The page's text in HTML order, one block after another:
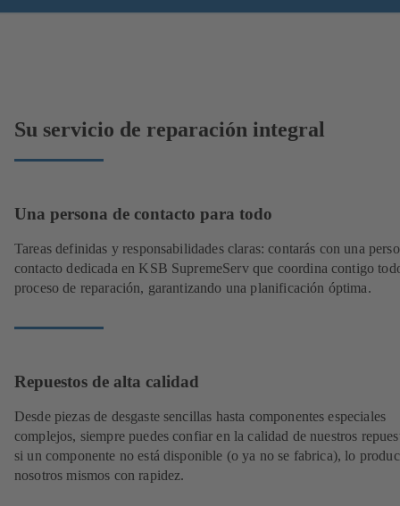
Su servicio de reparación integral
Una persona de contacto para todo
Tareas definidas y responsabilidades claras: contarás con una
contacto dedicada en KSB SupremeServ que coordina contigo
proceso de reparación, garantizando una planificación óptima.
Repuestos de alta calidad
Desde piezas de desgaste sencillas hasta componentes especiales
complejos, siempre puedes confiar en la calidad de nuestros
si un componente no está disponible (o ya no se fabrica), lo
nosotros mismos con rapidez.